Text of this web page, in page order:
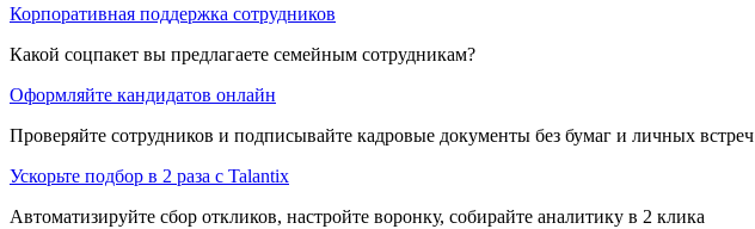
Корпоративная поддержка сотрудников
Какой соцпакет вы предлагаете семейным сотрудникам?
Оформляйте кандидатов онлайн
Проверяйте сотрудников и подписывайте кадровые документы без бумаг и личных встреч
Ускорьте подбор в 2 раза с Talantix
Автоматизируйте сбор откликов, настройте воронку, собирайте аналитику в 2 клика